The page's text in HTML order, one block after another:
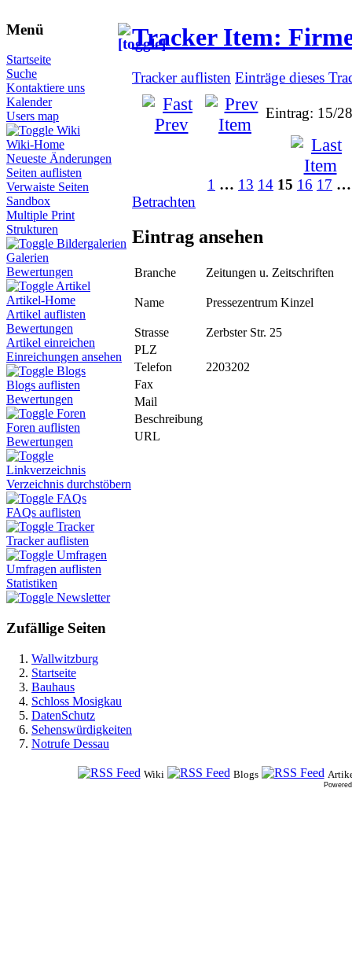
Menü
Startseite
Suche
Kontaktiere uns
Kalender
Users map
Wiki
Wiki-Home
Neueste Änderungen
Seiten auflisten
Verwaiste Seiten
Sandbox
Multiple Print
Strukturen
Bildergalerien
Galerien
Bewertungen
Artikel
Artikel-Home
Artikel auflisten
Bewertungen
Artikel einreichen
Einreichungen ansehen
Blogs
Blogs auflisten
Bewertungen
Foren
Foren auflisten
Bewertungen
Linkverzeichnis
Verzeichnis durchstöbern
FAQs
FAQs auflisten
Tracker
Tracker auflisten
Umfragen
Umfragen auflisten
Statistiken
Newsletter
Zufällige Seiten
Wallwitzburg
Startseite
Bauhaus
Schloss Mosigkau
DatenSchutz
Sehenswürdigkeiten
Notrufe Dessau
Tracker Item:
Tracker auflisten Einträge dieses
Eintrag: 15/
1 … 13 14 15 16 17 …
Betrachten
Eintrag ansehen
Branche Zeitungen u. Zeitschriften
Name Pressezentrum Kinzel
Strasse
Zerbster Str. 25
PLZ
Telefon
2203202
Fax
Mail
Beschreibung
URL
Wiki Blogs